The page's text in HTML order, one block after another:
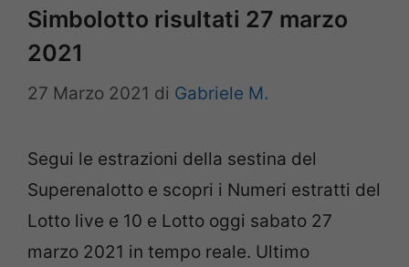
Simbolotto risultati 27 marzo
2021
27 Marzo 2021 di Gabriele M.
Segui le estrazioni della sestina del
Superenalotto e scopri i Numeri estratti del
Lotto live e 10 e Lotto oggi sabato 27
marzo 2021 in tempo reale. Ultimo